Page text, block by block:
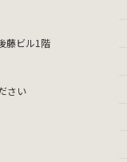
藤ビル1階
さい